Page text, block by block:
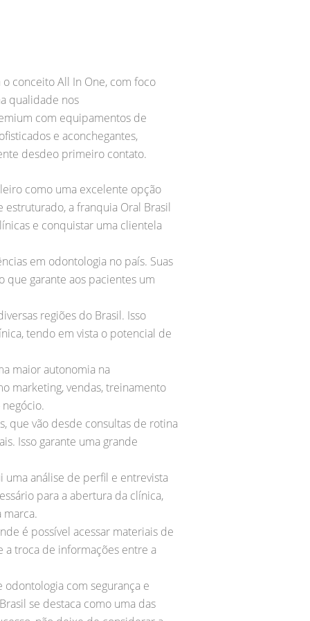
conceito All In One, com foco
qualidade nos
com equipamentos de
e aconchegantes,
desdeo primeiro contato.
como uma excelente opção
a franquia Oral Brasil
e conquistar uma clientela
em odontologia no país. Suas
que garante aos pacientes um
regiões do Brasil. Isso
tendo em vista o potencial de
maior autonomia na
marketing, vendas, treinamento
que vão desde consultas de rotina
Isso garante uma grande
uma análise de perfil e entrevista
para a abertura da clínica,
é possível acessar materiais de
a troca de informações entre a
com segurança e
se destaca como uma das